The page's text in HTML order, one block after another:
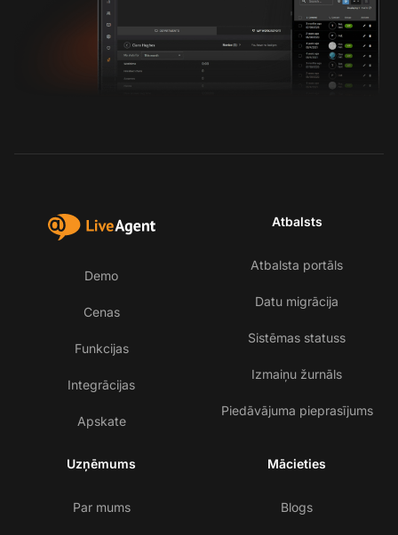
Demo
Cenas
Funkcijas
Integrācijas
Apskate
Atbalsts
Atbalsta portāls
Datu migrācija
Sistēmas statuss
Izmaiņu žurnāls
Piedāvājuma pieprasījums
Uzņēmums
Par mums
Mācieties
Blogs